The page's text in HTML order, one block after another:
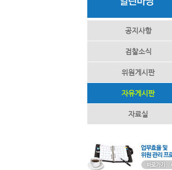
공지사항
검찰소식
위원게시판
자유게시판
자료실